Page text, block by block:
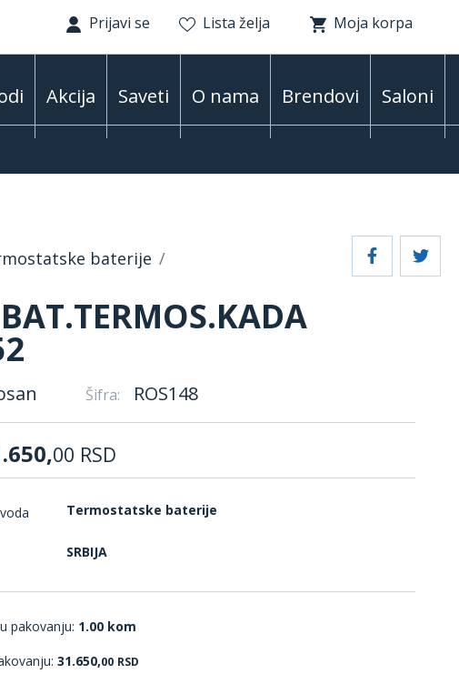
Prijavi se Lista želja Moja korpa
Akcija Saveti O nama Brendovi Saloni
baterije
Šifra: ROS148
00 RSD
Termostatske baterije
SRBIJA
pakovanju: 1.00 kom
31.650,00 RSD